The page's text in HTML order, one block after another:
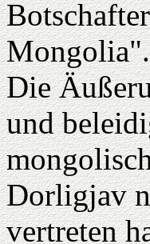
Mongolia".
Die
und
Dorligjav
vertreten